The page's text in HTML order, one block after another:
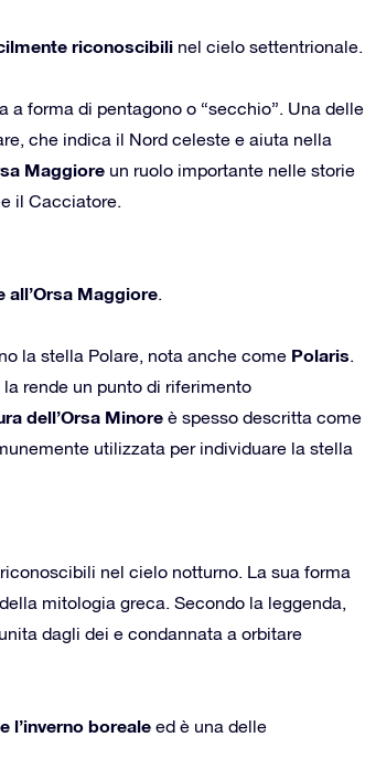
riconoscibili nel cielo settentrionale.
forma di pentagono o “secchio”. Una delle
che indica il Nord celeste e aiuta nella
Maggiore un ruolo importante nelle storie
il Cacciatore.
Maggiore.
la stella Polare, nota anche come Polaris.
rende un punto di riferimento
dell’Orsa Minore è spesso descritta come
utilizzata per individuare la stella
nel cielo notturno. La sua forma
mitologia greca. Secondo la leggenda,
dagli dei e condannata a orbitare
l’inverno boreale ed è una delle